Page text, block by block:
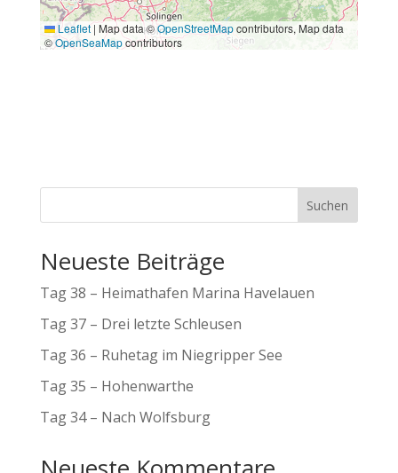
Suchen
Neueste Beiträge
Tag 38 – Heimathafen Marina Havelauen
Tag 37 – Drei letzte Schleusen
Tag 36 – Ruhetag im Niegripper See
Tag 35 – Hohenwarthe
Tag 34 – Nach Wolfsburg